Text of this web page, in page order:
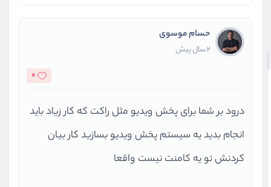
حسام موسوی
2 سال پیش
0
درود بر شما برای پخش ویدیو مثل راکت که کار زیاد باید
انجام بدید یه سیستم پخش ویدیو بسازید کار بیان
کردنش تو یه کامنت نیست واقعا